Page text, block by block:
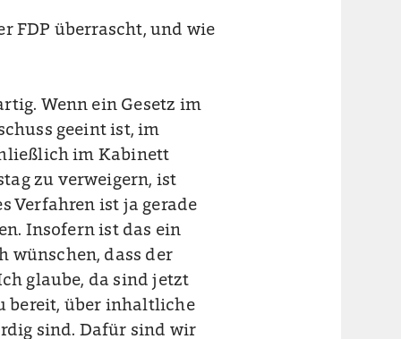
FDP überrascht, und wie
Wenn ein Gesetz im
geeint ist, im
im Kabinett
zu verweigern, ist
Verfahren ist ja gerade
Insofern ist das ein
wünschen, dass der
glaube, da sind jetzt
bereit, über inhaltliche
sind. Dafür sind wir